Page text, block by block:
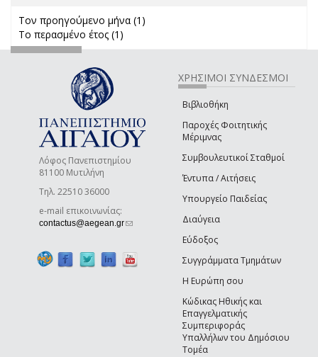
Τον προηγούμενο μήνα (1)
Το περασμένο έτος (1)
Λόφος Πανεπιστημίου
81100 Μυτιλήνη
Τηλ. 22510 36000
e-mail επικοινωνίας:
contactus@aegean.gr(link sends e-mail)
ΧΡΗΣΙΜΟΙ ΣΥΝΔΕΣΜΟΙ
Βιβλιοθήκη
Παροχές Φοιτητικής
Μέριμνας
Συμβουλευτικοί Σταθμοί
Έντυπα / Αιτήσεις
Υπουργείο Παιδείας
Διαύγεια
Εύδοξος
Συγγράμματα Τμημάτων
Η Ευρώπη σου
Κώδικας Ηθικής και
Επαγγελματικής
Συμπεριφοράς
Υπαλλήλων του Δημόσιου
Τομέα